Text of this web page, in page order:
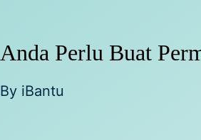
Anda Perlu Buat
By iBantu